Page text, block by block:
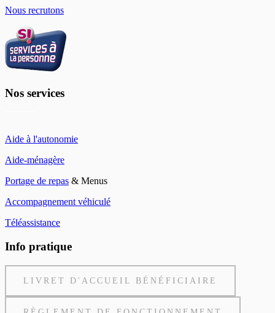
Nous recrutons
Nos services
Aide à l'autonomie
Aide-ménagère
Portage de repas & Menus
Accompagnement véhiculé
Téléassistance
Info pratique
LIVRET D'ACCUEIL BÉNÉFICIAIRE